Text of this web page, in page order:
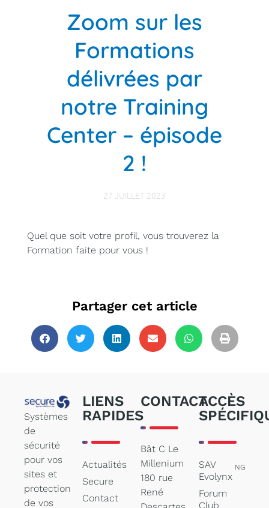
Zoom sur les
Formations
délivrées par
notre Training
Center – épisode
2 !
27 JUILLET 2023
Quel que soit votre profil, vous trouverez la
Formation faite pour vous !
Partager cet article
Systèmes
de
sécurité
pour vos
sites et
protection
de vos
LIENS
RAPIDES
Actualités
Secure
Contact
CONTACT
Bât C Le
Millenium
180 rue
René
ACCÈS
SAV
Evolynx
NG
Forum
Club